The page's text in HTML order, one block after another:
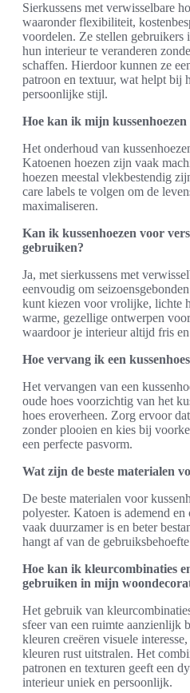
Sierkussens met verwisselbare
waaronder flexibiliteit,
voordelen. Ze stellen gebruikers
hun interieur te veranderen
schaffen. Hierdoor kunnen ze
patroon en textuur, wat helpt bij
persoonlijke stijl.
Hoe kan ik mijn
Het onderhoud van
Katoenen hoezen zijn vaak
hoezen meestal vlekbestendig
care labels te volgen om de
maximaliseren.
Kan ik kussenhoezen voor
gebruiken?
Ja, met sierkussens met
eenvoudig om
kunt kiezen voor vrolijke, lichte
warme, gezellige ontwerpen
waardoor je interieur altijd fris en
Hoe vervang ik een
Het vervangen van een
oude hoes voorzichtig van het
hoes eroverheen. Zorg ervoor
zonder plooien en kies bij
een perfecte pasvorm.
Wat zijn de beste materialen
De beste materialen voor
polyester. Katoen is ademend
vaak duurzamer is en beter
hangt af van de
Hoe kan ik kleurcombinaties
gebruiken in mijn
Het gebruik van
sfeer van een ruimte aanzienlijk
kleuren creëren visuele
kleuren rust uitstralen. Het
patronen en texturen geeft een
interieur uniek en persoonlijk.